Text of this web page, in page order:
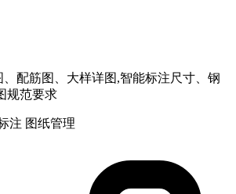
配筋图、大样详图,智能标注尺寸、钢
规范要求
注 图纸管理